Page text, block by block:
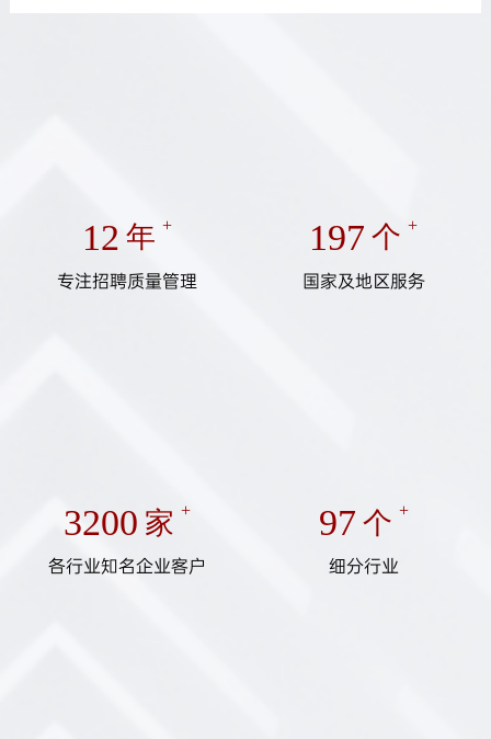
12 年 +
专注招聘质量管理
197 个 +
国家及地区服务
3200 家 +
各行业知名企业客户
97 个 +
细分行业